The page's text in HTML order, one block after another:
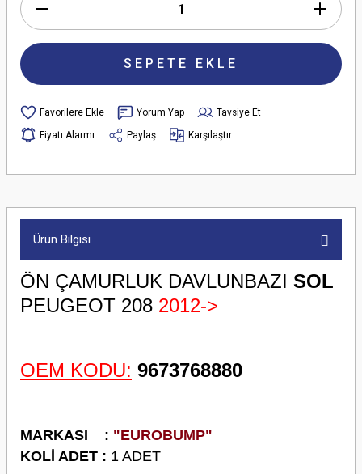
SEPETE EKLE
Yorum Yap
Tavsiye Et
Fiyatı Alarmı
Paylaş Karşılaştır
Ürün Bilgisi
ÖN ÇAMURLUK DAVLUNBAZI SOL
PEUGEOT 208 2012->
OEM KODU: 9673768880
MARKASI : "EUROBUMP"
KOLİ ADET : 1 ADET